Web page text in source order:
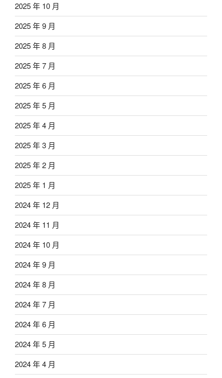
2025 年 10 月
2025 年 9 月
2025 年 8 月
2025 年 7 月
2025 年 6 月
2025 年 5 月
2025 年 4 月
2025 年 3 月
2025 年 2 月
2025 年 1 月
2024 年 12 月
2024 年 11 月
2024 年 10 月
2024 年 9 月
2024 年 8 月
2024 年 7 月
2024 年 6 月
2024 年 5 月
2024 年 4 月